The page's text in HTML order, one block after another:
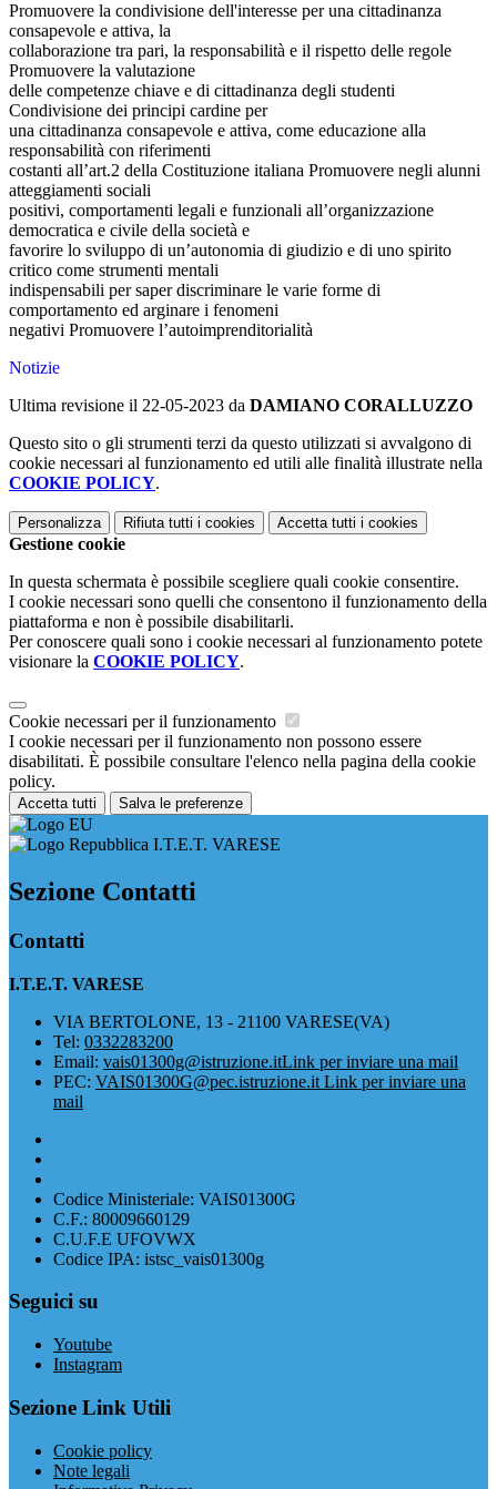
Promuovere la condivisione dell'interesse per una cittadinanza
consapevole e attiva, la
collaborazione tra pari, la responsabilità e il rispetto delle regole
Promuovere la valutazione
delle competenze chiave e di cittadinanza degli studenti
Condivisione dei principi cardine per
una cittadinanza consapevole e attiva, come educazione alla
responsabilità con riferimenti
costanti all’art.2 della Costituzione italiana Promuovere negli alunni
atteggiamenti sociali
positivi, comportamenti legali e funzionali all’organizzazione
democratica e civile della società e
favorire lo sviluppo di un’autonomia di giudizio e di uno spirito
critico come strumenti mentali
indispensabili per saper discriminare le varie forme di
comportamento ed arginare i fenomeni
negativi Promuovere l’autoimprenditorialità
Notizie
Ultima revisione il 22-05-2023 da DAMIANO CORALLUZZO
Questo sito o gli strumenti terzi da questo utilizzati si avvalgono di
cookie necessari al funzionamento ed utili alle finalità illustrate nella
COOKIE POLICY.
Personalizza Rifiuta tutti i cookies Accetta tutti i cookies
Gestione cookie
In questa schermata è possibile scegliere quali cookie consentire.
I cookie necessari sono quelli che consentono il funzionamento della
piattaforma e non è possibile disabilitarli.
Per conoscere quali sono i cookie necessari al funzionamento potete
visionare la COOKIE POLICY.
Cookie necessari per il funzionamento
I cookie necessari per il funzionamento non possono essere
disabilitati. È possibile consultare l'elenco nella pagina della cookie
policy.
Accetta tutti Salva le preferenze
I.T.E.T. VARESE
Sezione Contatti
Contatti
I.T.E.T. VARESE
VIA BERTOLONE, 13 - 21100 VARESE(VA)
Tel: 0332283200
Email: vais01300g@istruzione.itLink per inviare una mail
PEC: VAIS01300G@pec.istruzione.it Link per inviare una
mail
Codice Ministeriale: VAIS01300G
C.F.: 80009660129
C.U.F.E UFOVWX
Codice IPA: istsc_vais01300g
Seguici su
Youtube
Instagram
Sezione Link Utili
Cookie policy
Note legali